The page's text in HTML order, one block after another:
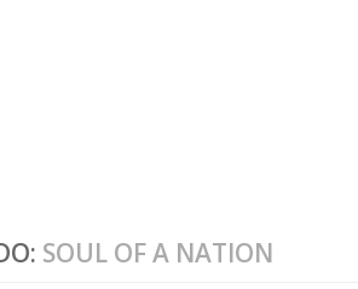
SOUL OF A NATION